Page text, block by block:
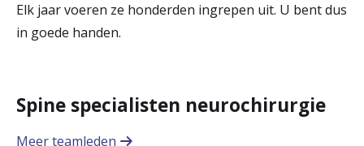
Elk jaar voeren ze honderden ingrepen uit. U bent dus
in goede handen.
Spine specialisten neurochirurgie
Meer teamleden